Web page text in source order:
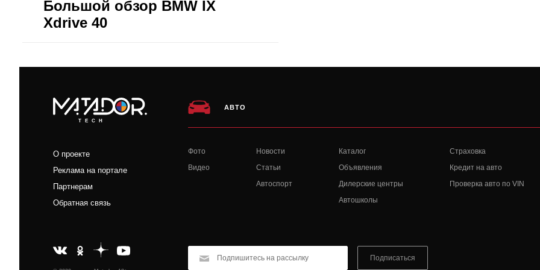
Большой обзор BMW IX
Xdrive 40
TECH
О проекте
Реклама на портале
Партнерам
Обратная связь
АВТО
Фото
Видео
Новости
Статьи
Автоспорт
Каталог
Объявления
Дилерские центры
Автошколы
Страховка
Кредит на авто
Проверка авто по VIN
Подписаться